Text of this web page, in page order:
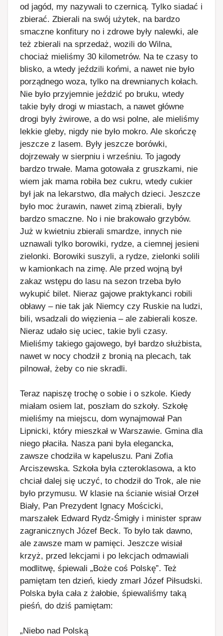
od jagód, my nazywali to czernicą. Tylko siadać i
zbierać. Zbierali na swój użytek, na bardzo
smaczne konfitury no i zdrowe były nalewki, ale
też zbierali na sprzedaż, wozili do Wilna,
chociaż mieliśmy 30 kilometrów. Na te czasy to
blisko, a wtedy jeździli końmi, a nawet nie było
porządnego woza, tylko na drewnianych kołach.
Nie było przyjemnie jeździć po bruku, wtedy
takie były drogi w miastach, a nawet główne
drogi były żwirowe, a do wsi polne, ale mieliśmy
lekkie gleby, nigdy nie było mokro. Ale skończę
jeszcze z lasem. Były jeszcze borówki,
dojrzewały w sierpniu i wrześniu. To jagody
bardzo trwałe. Mama gotowała z gruszkami, nie
wiem jak mama robiła bez cukru, wtedy cukier
był jak na lekarstwo, dla małych dzieci. Jeszcze
było moc żurawin, nawet zimą zbierali, były
bardzo smaczne. No i nie brakowało grzybów.
Już w kwietniu zbierali smardze, innych nie
uznawali tylko borowiki, rydze, a ciemnej jesieni
zielonki. Borowiki suszyli, a rydze, zielonki solili
w kamionkach na zimę. Ale przed wojną był
zakaz wstępu do lasu na sezon trzeba było
wykupić bilet. Nieraz gajowe praktykanci robili
obławy – nie tak jak Niemcy czy Ruskie na ludzi,
bili, wsadzali do więzienia – ale zabierali kosze.
Nieraz udało się uciec, takie byli czasy.
Mieliśmy takiego gajowego, był bardzo służbista,
nawet w nocy chodził z bronią na plecach, tak
pilnował, żeby co nie skradli.
Teraz napiszę trochę o sobie i o szkole. Kiedy
miałam osiem lat, poszłam do szkoły. Szkołę
mieliśmy na miejscu, dom wynajmował Pan
Lipnicki, który mieszkał w Warszawie. Gmina dla
niego płaciła. Nasza pani była elegancka,
zawsze chodziła w kapeluszu. Pani Zofia
Arciszewska. Szkoła była czteroklasowa, a kto
chciał dalej się uczyć, to chodził do Trok, ale nie
było przymusu. W klasie na ścianie wisiał Orzeł
Biały, Pan Prezydent Ignacy Mościcki,
marszałek Edward Rydz-Śmigły i minister spraw
zagranicznych Józef Beck. To było tak dawno,
ale zawsze mam w pamięci. Jeszcze wisiał
krzyż, przed lekcjami i po lekcjach odmawiali
modlitwę, śpiewali „Boże coś Polskę”. Też
pamiętam ten dzień, kiedy zmarł Józef Piłsudski.
Polska była cała z żałobie, śpiewaliśmy taką
pieśń, do dziś pamiętam:
„Niebo nad Polską